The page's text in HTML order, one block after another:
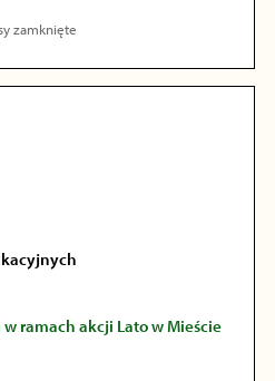
zamknięte
w ramach akcji Lato w Mieście